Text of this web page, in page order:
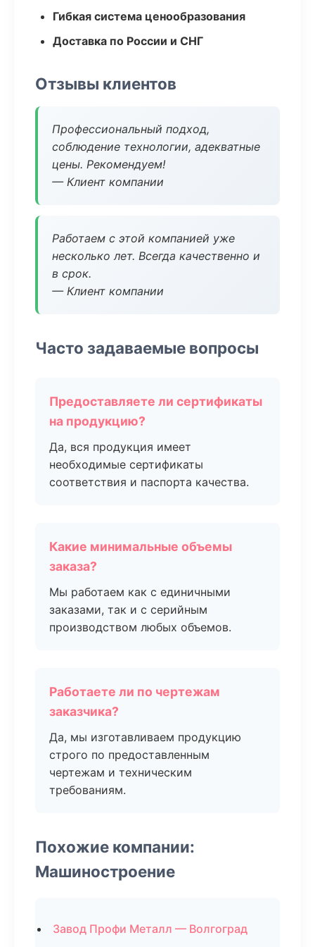
Гибкая система ценообразования
Доставка по России и СНГ
Отзывы клиентов
Профессиональный подход,
соблюдение технологии, адекватные
цены. Рекомендуем!
— Клиент компании
Работаем с этой компанией уже
несколько лет. Всегда качественно и
в срок.
— Клиент компании
Часто задаваемые вопросы
Предоставляете ли сертификаты
на продукцию?
Да, вся продукция имеет
необходимые сертификаты
соответствия и паспорта качества.
Какие минимальные объемы
заказа?
Мы работаем как с единичными
заказами, так и с серийным
производством любых объемов.
Работаете ли по чертежам
заказчика?
Да, мы изготавливаем продукцию
строго по предоставленным
чертежам и техническим
требованиям.
Похожие компании:
Машиностроение
Завод Профи Металл — Волгоград